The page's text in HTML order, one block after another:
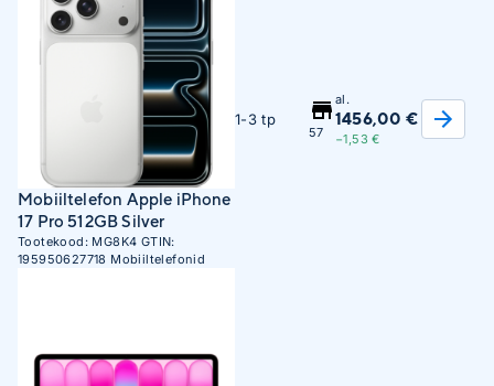
Mobiiltelefon Apple iPhone
17 Pro 512GB Silver
Tootekood: MG8K4 GTIN:
195950627718 Mobiiltelefonid
1-3 tp
57
al.
1456,00 €
−1,53 €